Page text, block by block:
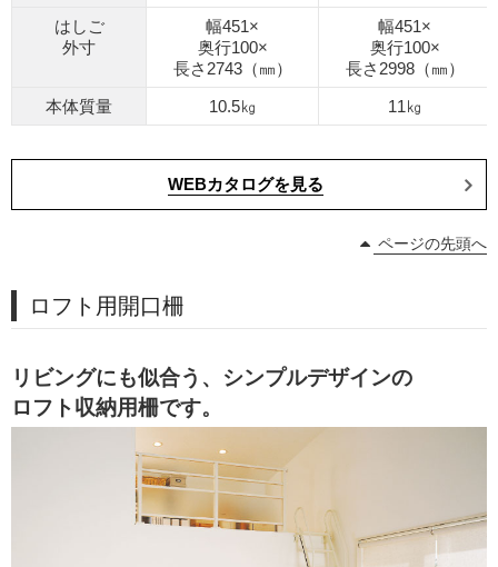
はしご
外寸
幅451×
奥行100×
長さ2743（㎜）
幅451×
奥行100×
長さ2998（㎜）
本体質量
10.5㎏ 11㎏
WEBカタログを見る
ページの先頭へ
ロフト用開口柵
リビングにも似合う、シンプルデザインの
ロフト収納用柵です。